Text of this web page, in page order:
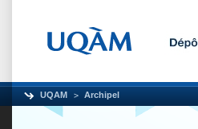
UQAM Archipel